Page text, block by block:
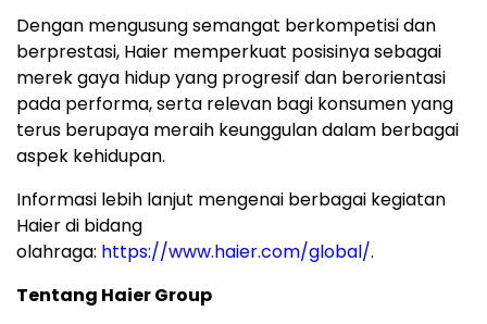
Dengan mengusung semangat berkompetisi dan
berprestasi, Haier memperkuat posisinya sebagai
merek gaya hidup yang progresif dan berorientasi
pada performa, serta relevan bagi konsumen yang
terus berupaya meraih keunggulan dalam berbagai
aspek kehidupan.
Informasi lebih lanjut mengenai berbagai kegiatan
Haier di bidang
olahraga: https://www.haier.com/global/.
Tentang Haier Group